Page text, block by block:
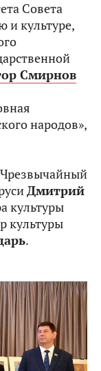
Совета
и культуре,
Смирнов
народов»,
Дмитрий
культуры
культуры
.